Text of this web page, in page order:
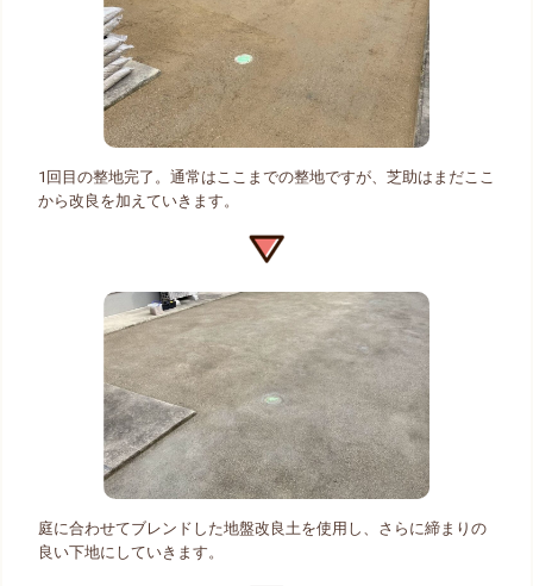
1回目の整地完了。通常はここまでの整地ですが、芝助はまだここ
から改良を加えていきます。
庭に合わせてブレンドした地盤改良土を使用し、さらに締まりの
良い下地にしていきます。